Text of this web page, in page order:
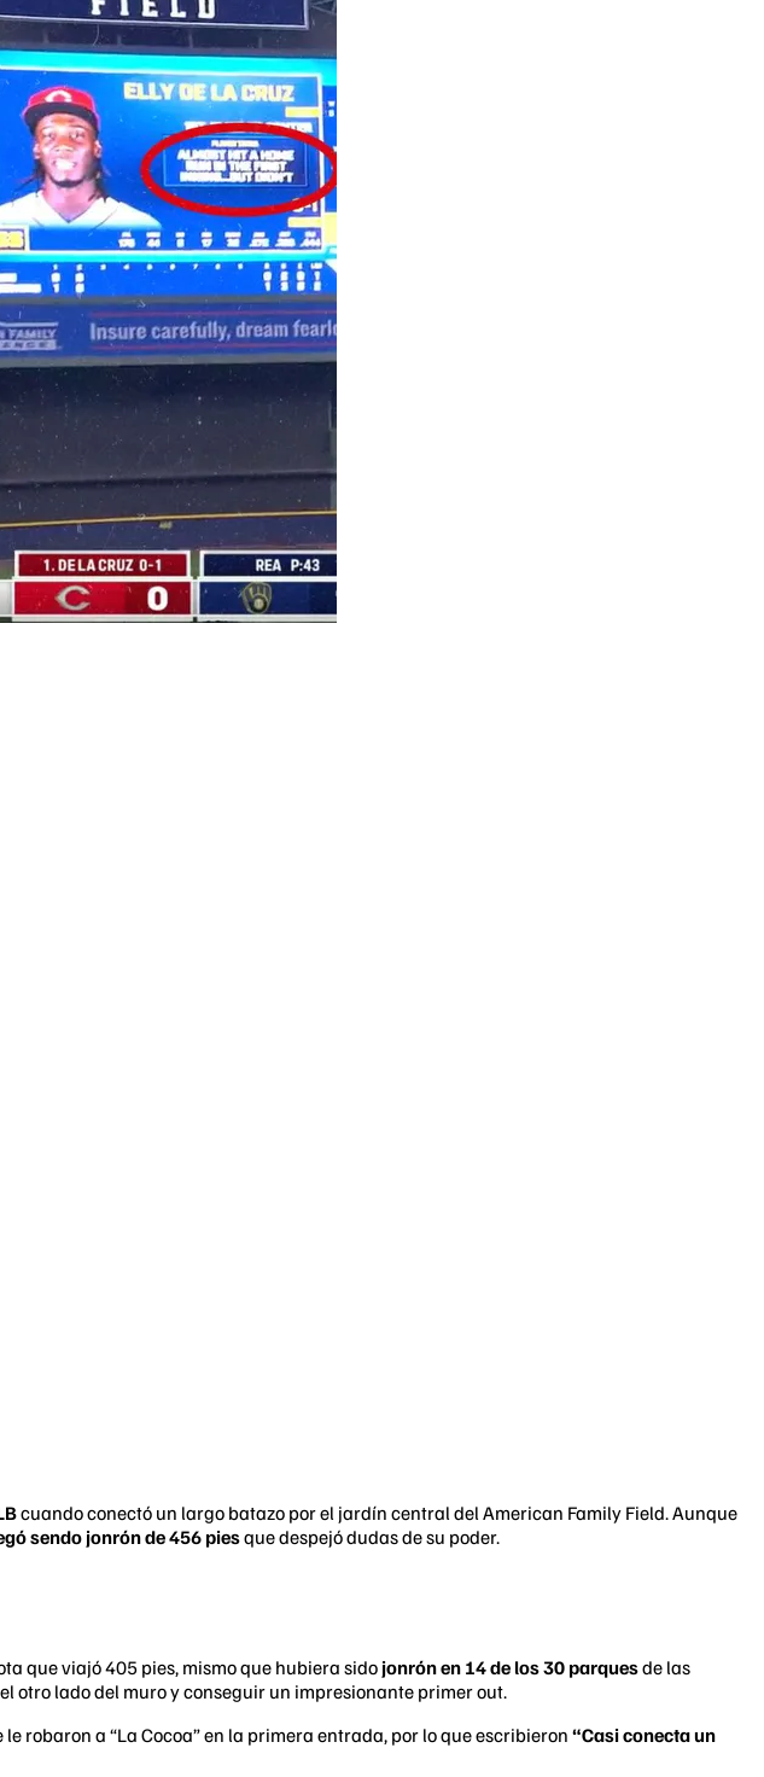
cuando conectó un largo batazo por el jardín central del American Family Field. Aunque
sendo jonrón de 456 piesque despejó dudas de su poder.
que viajó 405 pies, mismo que hubiera sidojonrón en 14 de los 30 parquesde las
otro lado del muro y conseguir un impresionante primer out.
robaron a “La Cocoa” en la primera entrada, por lo que escribieron “Casi conecta un